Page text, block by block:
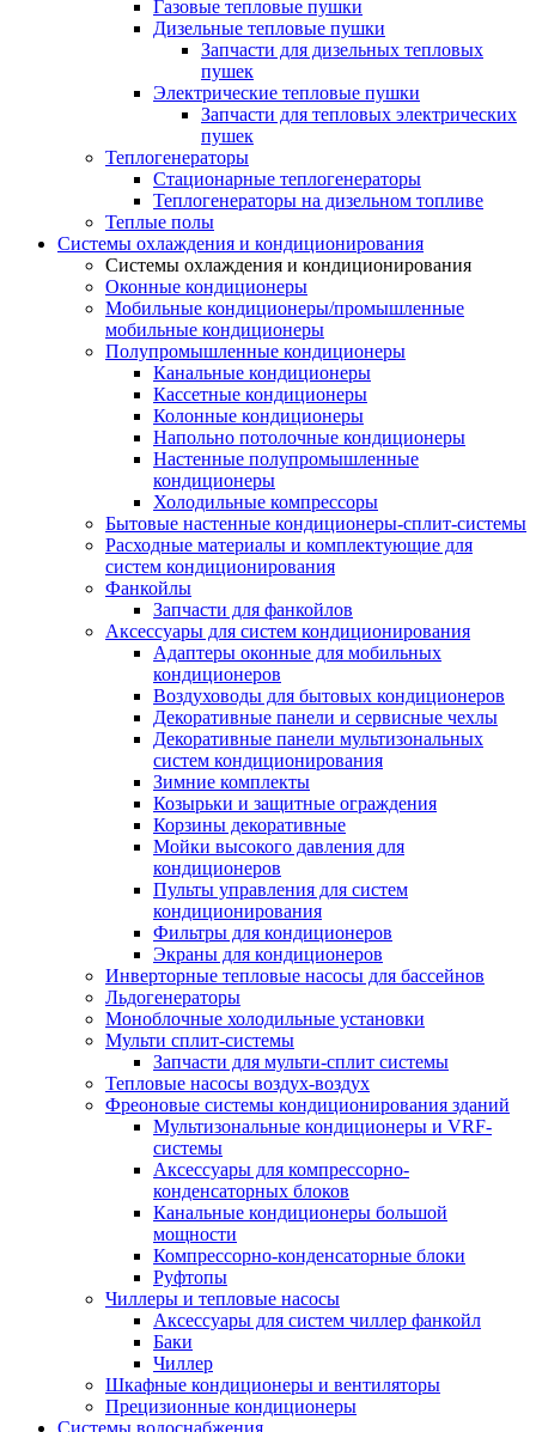
Газовые тепловые пушки
Дизельные тепловые пушки
Запчасти для дизельных тепловых
пушек
Электрические тепловые пушки
Запчасти для тепловых электрических
пушек
Теплогенераторы
Cтационарные теплогенераторы
Теплогенераторы на дизельном топливе
Теплые полы
Системы охлаждения и кондиционирования
Системы охлаждения и кондиционирования
Оконные кондиционеры
Мобильные кондиционеры/промышленные
мобильные кондиционеры
Полупромышленные кондиционеры
Канальные кондиционеры
Кассетные кондиционеры
Колонные кондиционеры
Напольно потолочные кондиционеры
Настенные полупромышленные
кондиционеры
Холодильные компрессоры
Бытовые настенные кондиционеры-сплит-системы
Расходные материалы и комплектующие для
систем кондиционирования
Фанкойлы
Запчасти для фанкойлов
Аксессуары для систем кондиционирования
Адаптеры оконные для мобильных
кондиционеров
Воздуховоды для бытовых кондиционеров
Декоративные панели и сервисные чехлы
Декоративные панели мультизональных
систем кондиционирования
Зимние комплекты
Козырьки и защитные ограждения
Корзины декоративные
Мойки высокого давления для
кондиционеров
Пульты управления для систем
кондиционирования
Фильтры для кондиционеров
Экраны для кондиционеров
Инверторные тепловые насосы для бассейнов
Льдогенераторы
Моноблочные холодильные установки
Мульти сплит-системы
Запчасти для мульти-сплит системы
Тепловые насосы воздух-воздух
Фреоновые системы кондиционирования зданий
Мультизональные кондиционеры и VRF-
системы
Аксессуары для компрессорно-
конденсаторных блоков
Канальные кондиционеры большой
мощности
Компрессорно-конденсаторные блоки
Руфтопы
Чиллеры и тепловые насосы
Аксессуары для систем чиллер фанкойл
Баки
Чиллер
Шкафные кондиционеры и вентиляторы
Прецизионные кондиционеры
Системы водоснабжения